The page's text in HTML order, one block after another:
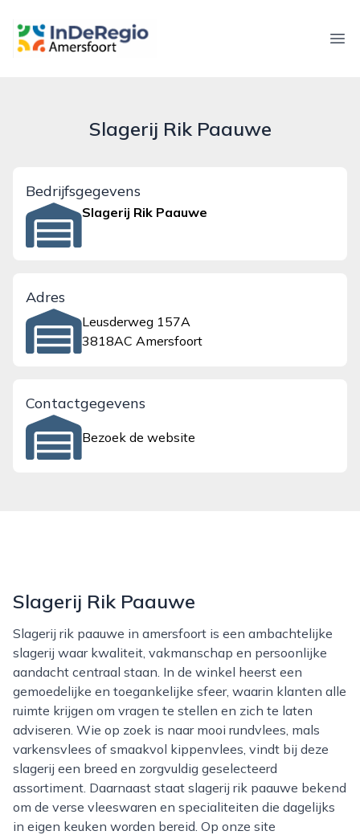
inderegioamersfoort.nl
Slagerij Rik Paauwe
Bedrijfsgegevens
Slagerij Rik Paauwe
Adres
Leusderweg 157A
3818AC Amersfoort
Contactgegevens
Bezoek de website
Slagerij Rik Paauwe
Slagerij rik paauwe in amersfoort is een ambachtelijke
slagerij waar kwaliteit, vakmanschap en persoonlijke
aandacht centraal staan. In de winkel heerst een
gemoedelijke en toegankelijke sfeer, waarin klanten alle
ruimte krijgen om vragen te stellen en zich te laten
adviseren. Wie op zoek is naar mooi rundvlees, mals
varkensvlees of smaakvol kippenvlees, vindt bij deze
slagerij een breed en zorgvuldig geselecteerd
assortiment. Daarnaast staat slagerij rik paauwe bekend
om de verse vleeswaren en specialiteiten die dagelijks
in eigen keuken worden bereid. Op onze site